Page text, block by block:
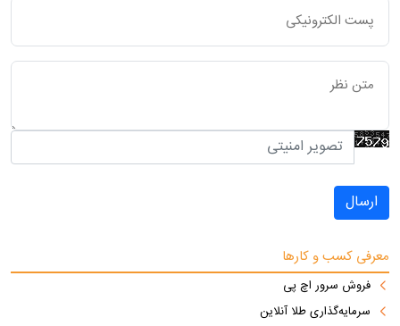
ارسال
معرفی کسب و کارها
فروش سرور اچ پی
سرمایه‌گذاری طلا آنلاین